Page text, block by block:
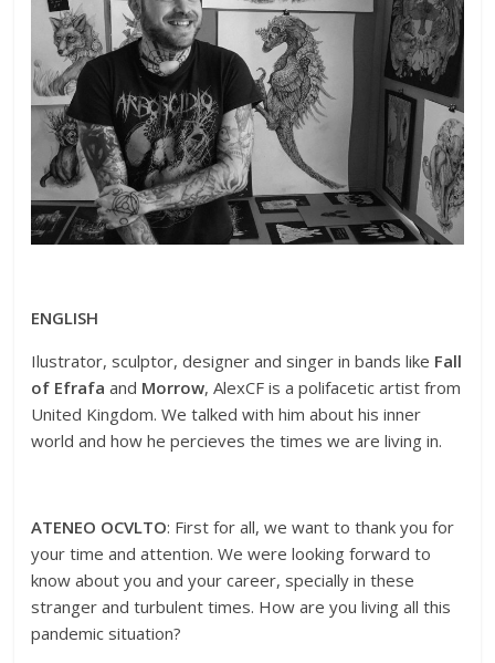
ENGLISH
Ilustrator, sculptor, designer and singer in bands like Fall
of Efrafa and Morrow, AlexCF is a polifacetic artist from
United Kingdom. We talked with him about his inner
world and how he percieves the times we are living in.
ATENEO OCVLTO: First for all, we want to thank you for
your time and attention. We were looking forward to
know about you and your career, specially in these
stranger and turbulent times. How are you living all this
pandemic situation?